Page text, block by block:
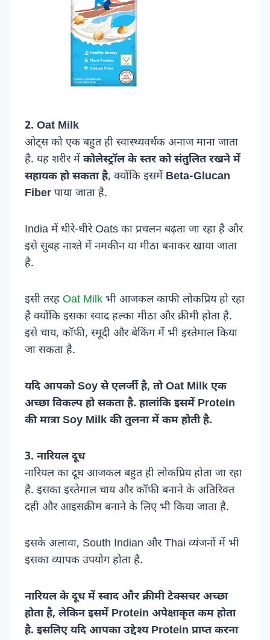
2. Oat Milk
ओट्स को एक बहुत ही स्वास्थ्यवर्धक अनाज माना जाता
है. यह शरीर में कोलेस्ट्रॉल के स्तर को संतुलित रखने में
सहायक हो सकता है, क्योंकि इसमें Beta-Glucan
Fiberपाया जाता है.
India में धीरे-धीरे Oats का प्रचलन बढ़ता जा रहा है और
इसे सुबह नाश्ते में नमकीन या मीठा बनाकर खाया जाता
है.
इसी तरह Oat Milk भी आजकल काफी लोकप्रिय हो रहा
है क्योंकि इसका स्वाद हल्का मीठा और क्रीमी होता है.
इसे चाय, कॉफी, स्मूदी और बेकिंग में भी इस्तेमाल किया
जा सकता है.
यदि आपको Soy से एलर्जी है, तो Oat Milk एक
अच्छा विकल्प हो सकता है. हालांकि इसमें Protein
की मात्रा Soy Milk की तुलना में कम होती है.
3. नारियल दूध
नारियल का दूध आजकल बहुत ही लोकप्रिय होता जा रहा
है. इसका इस्तेमाल चाय और कॉफी बनाने के अतिरिक्त
दही और आइसक्रीम बनाने के लिए भी किया जाता है.
इसके अलावा, South Indian और Thai व्यंजनों में भी
इसका व्यापक उपयोग होता है.
नारियल के दूध में स्वाद और क्रीमी टेक्सचर अच्छा
होता है, लेकिन इसमें Protein अपेक्षाकृत कम होता
है. इसलिए यदि आपका उद्देश्य Protein प्राप्त करना